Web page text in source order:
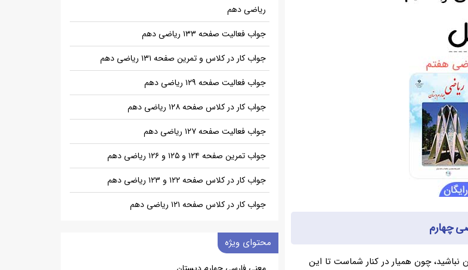
چهارم
نباشید، چون همیار در کنار شماست تا این
ریاضی دهم
جواب فعالیت صفحه ۱۳۳ ریاضی دهم
جواب کار در کلاس و تمرین صفحه ۱۳۱ ریاضی دهم
جواب فعالیت صفحه ۱۲۹ ریاضی دهم
جواب کار در کلاس صفحه ۱۲۸ ریاضی دهم
جواب فعالیت صفحه ۱۲۷ ریاضی دهم
جواب تمرین صفحه ۱۲۴ و ۱۲۵ و ۱۲۶ ریاضی دهم
جواب کار در کلاس صفحه ۱۲۲ و ۱۲۳ ریاضی دهم
جواب کار در کلاس صفحه ۱۲۱ ریاضی دهم
محتوای ویژه